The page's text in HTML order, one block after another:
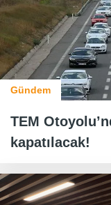
Gündem
TEM
kapatılacak!